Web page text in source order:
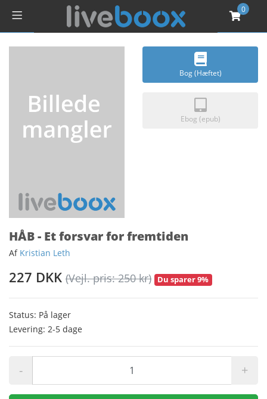
0
Bog (Hæftet)
Ebog (epub)
HÅB - Et forsvar for fremtiden
Af Kristian Leth
227 DKK (Vejl. pris: 250 kr) Du sparer 9%
Status: På lager
Levering: 2-5 dage
- +